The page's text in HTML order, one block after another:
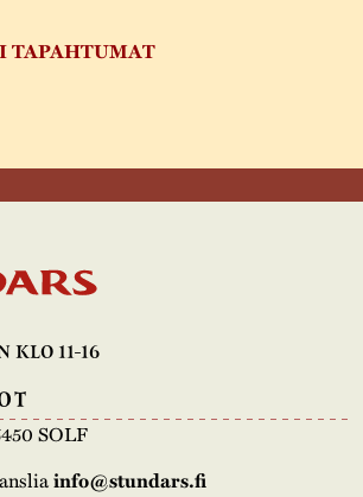
TAPAHTUMAT
KLO 11-16
SOLF
info@stundars.fi